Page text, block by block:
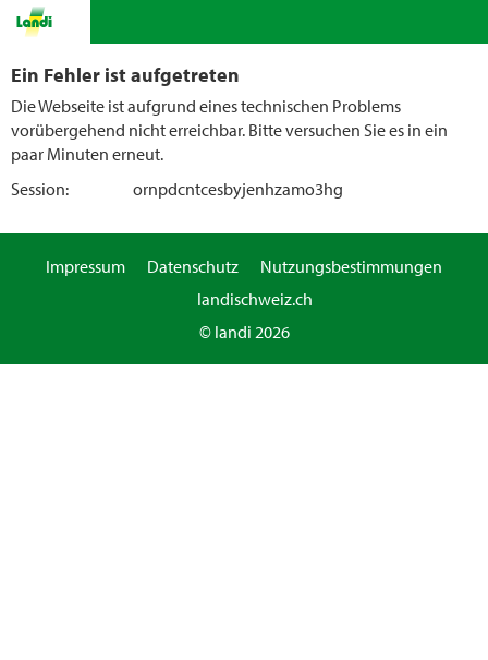
Ein Fehler ist aufgetreten
Die Webseite ist aufgrund eines technischen Problems
vorübergehend nicht erreichbar. Bitte versuchen Sie es in ein
paar Minuten erneut.
Session:
ornpdcntcesbyjenhzamo3hg
Impressum Datenschutz
Nutzungsbestimmungen
landischweiz.ch
© landi 2026